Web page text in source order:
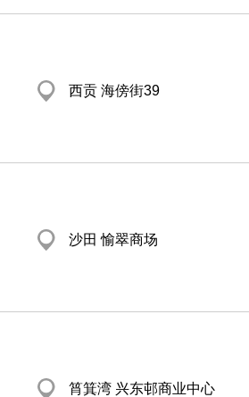
西贡 海傍街39
沙田 愉翠商场
筲箕湾 兴东邨商业中心